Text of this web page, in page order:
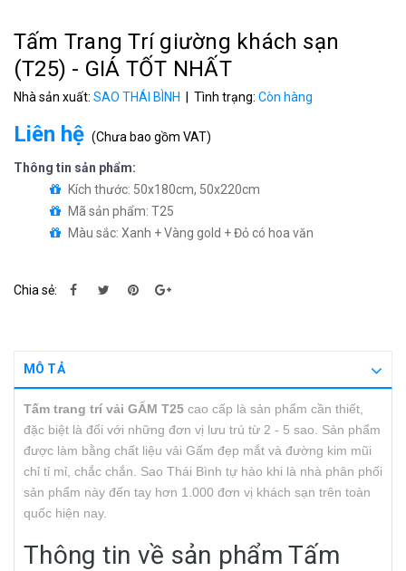
Tấm Trang Trí giường khách sạn
(T25) - GIÁ TỐT NHẤT
Nhà sản xuất: SAO THÁI BÌNH | Tình trạng: Còn hàng
Liên hệ (Chưa bao gồm VAT)
Thông tin sản phẩm:
Kích thước: 50x180cm, 50x220cm
Mã sản phẩm: T25
Màu sắc: Xanh + Vàng gold + Đỏ có hoa văn
Chia sẻ:
MÔ TẢ
Tấm trang trí vải GẤM T25 cao cấp là sản phẩm cần thiết,
đặc biệt là đối với những đơn vị lưu trú từ 2 - 5 sao. Sản phẩm
được làm bằng chất liệu vải Gấm đẹp mắt và đường kim mũi
chỉ tỉ mỉ, chắc chắn. Sao Thái Bình tự hào khi là nhà phân phối
sản phẩm này đến tay hơn 1.000 đơn vị khách sạn trên toàn
quốc hiện nay.
Thông tin về sản phẩm Tấm